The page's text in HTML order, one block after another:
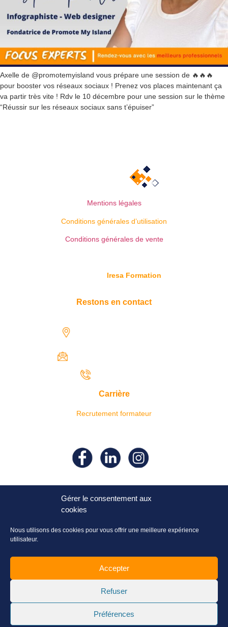
Gérer le consentement aux
cookies
Nous utilisons des cookies pour vous offrir une meilleure expérience
utilisateur.
Accepter
Refuser
Préférences
Axelle de @promotemyisland vous prépare une session de 🔥🔥🔥
pour booster vos réseaux sociaux ! Prenez vos places maintenant ça
va partir très vite ! Rdv le 10 décembre pour une session sur le thème
“Réussir sur les réseaux sociaux sans t’épuiser”
Mentions légales
Conditions générales d’utilisation
Conditions générales de vente
Iresa Formation
Restons en contact
Carrière
Recrutement formateur